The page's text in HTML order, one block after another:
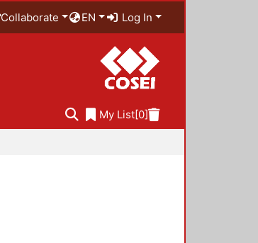
Collaborate EN Log In
My List[0]